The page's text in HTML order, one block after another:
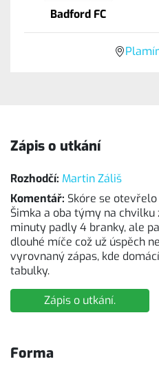
Badford FC
Zápis o utkání
Rozhodčí: Martin Záliš
Komentář: Skóre se
Šimka a oba týmy na
minuty padly 4 branky, ale
dlouhé míče což už úspěch
vyrovnaný zápas, kde
tabulky.
Zápis o utkání.
Forma